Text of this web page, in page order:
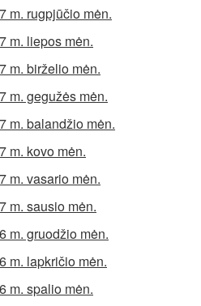
m. rugpjūčio mėn.
m. liepos mėn.
m. birželio mėn.
m. gegužės mėn.
m. balandžio mėn.
m. kovo mėn.
m. vasario mėn.
m. sausio mėn.
m. gruodžio mėn.
m. lapkričio mėn.
m. spalio mėn.